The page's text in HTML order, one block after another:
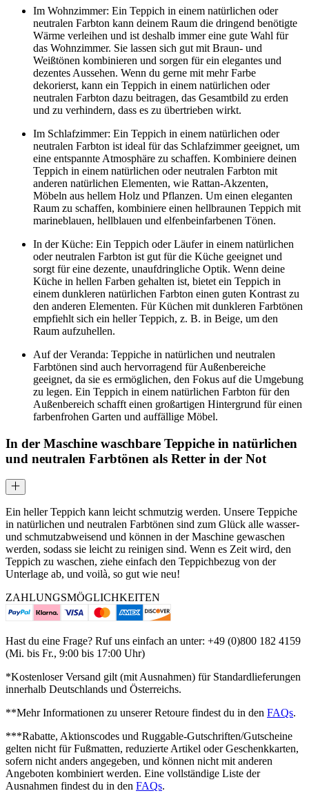
Im Wohnzimmer: Ein Teppich in einem natürlichen oder
neutralen Farbton kann deinem Raum die dringend benötigte
Wärme verleihen und ist deshalb immer eine gute Wahl für
das Wohnzimmer. Sie lassen sich gut mit Braun- und
Weißtönen kombinieren und sorgen für ein elegantes und
dezentes Aussehen. Wenn du gerne mit mehr Farbe
dekorierst, kann ein Teppich in einem natürlichen oder
neutralen Farbton dazu beitragen, das Gesamtbild zu erden
und zu verhindern, dass es zu übertrieben wirkt.
Im Schlafzimmer: Ein Teppich in einem natürlichen oder
neutralen Farbton ist ideal für das Schlafzimmer geeignet, um
eine entspannte Atmosphäre zu schaffen. Kombiniere deinen
Teppich in einem natürlichen oder neutralen Farbton mit
anderen natürlichen Elementen, wie Rattan-Akzenten,
Möbeln aus hellem Holz und Pflanzen. Um einen eleganten
Raum zu schaffen, kombiniere einen hellbraunen Teppich mit
marineblauen, hellblauen und elfenbeinfarbenen Tönen.
In der Küche: Ein Teppich oder Läufer in einem natürlichen
oder neutralen Farbton ist gut für die Küche geeignet und
sorgt für eine dezente, unaufdringliche Optik. Wenn deine
Küche in hellen Farben gehalten ist, bietet ein Teppich in
einem dunkleren natürlichen Farbton einen guten Kontrast zu
den anderen Elementen. Für Küchen mit dunkleren Farbtönen
empfiehlt sich ein heller Teppich, z. B. in Beige, um den
Raum aufzuhellen.
Auf der Veranda: Teppiche in natürlichen und neutralen
Farbtönen sind auch hervorragend für Außenbereiche
geeignet, da sie es ermöglichen, den Fokus auf die Umgebung
zu legen. Ein Teppich in einem natürlichen Farbton für den
Außenbereich schafft einen großartigen Hintergrund für einen
farbenfrohen Garten und auffällige Möbel.
In der Maschine waschbare Teppiche in natürlichen
und neutralen Farbtönen als Retter in der Not
Ein heller Teppich kann leicht schmutzig werden. Unsere Teppiche
in natürlichen und neutralen Farbtönen sind zum Glück alle wasser-
und schmutzabweisend und können in der Maschine gewaschen
werden, sodass sie leicht zu reinigen sind. Wenn es Zeit wird, den
Teppich zu waschen, ziehe einfach den Teppichbezug von der
Unterlage ab, und voilà, so gut wie neu!
ZAHLUNGSMÖGLICHKEITEN
Hast du eine Frage? Ruf uns einfach an unter: +49 (0)800 182 4159
(Mi. bis Fr., 9:00 bis 17:00 Uhr)
*Kostenloser Versand gilt (mit Ausnahmen) für Standardlieferungen
innerhalb Deutschlands und Österreichs.
**Mehr Informationen zu unserer Retoure findest du in den FAQs.
***Rabatte, Aktionscodes und Ruggable-Gutschriften/Gutscheine
gelten nicht für Fußmatten, reduzierte Artikel oder Geschenkkarten,
sofern nicht anders angegeben, und können nicht mit anderen
Angeboten kombiniert werden. Eine vollständige Liste der
Ausnahmen findest du in den FAQs.